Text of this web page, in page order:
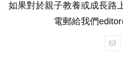
如果對於親子教養或成長路
電郵給我們